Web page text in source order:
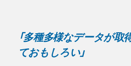
「多種多様なデータが取
ておもしろい」